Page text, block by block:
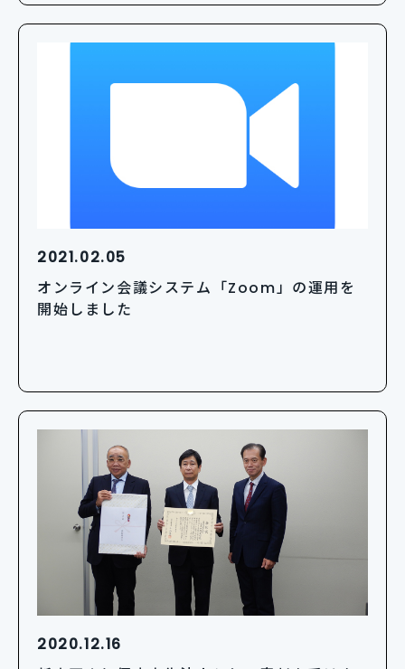
2021.02.05
オンライン会議システム「Zoom」の運用を
開始しました
2020.12.16